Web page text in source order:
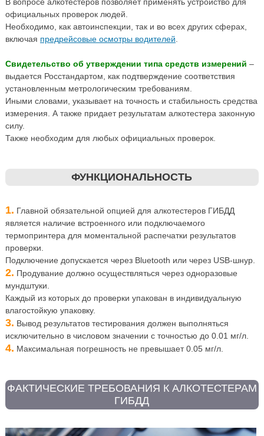
официальных проверок людей.
Необходимо, как автоинспекции, так и во всех других сферах,
включая предрейсовые осмотры водителей
Свидетельство об утверждении типа средств измерений –
выдается Росстандартом, как подтверждение соответствия
установленным метрологическим требованиям.
Иными словами, указывает на точность и стабильность средства
измерения. А также придает результатам алкотестера законную
силу.
Также необходим для любых официальных проверок.
ФУНКЦИОНАЛЬНОСТЬ
1. Главной обязательной опцией для алкотестеров ГИБДД
является наличие встроенного или подключаемого
термопринтера для моментальной распечатки результатов
проверки.
Подключение допускается через Bluetooth или через USB-шнур.
2. Продувание должно осуществляться через одноразовые
мундштуки.
Каждый из которых до проверки упакован в индивидуальную
влагостойкую упаковку.
3. Вывод результатов тестирования должен выполняться
исключительно в числовом значении с точностью до 0.01 мг/л.
4. Максимальная погрешность не превышает 0.05 мг/л.
ФАКТИЧЕСКИЕ ТРЕБОВАНИЯ К АЛКОТЕСТЕРАМ
ГИБДД